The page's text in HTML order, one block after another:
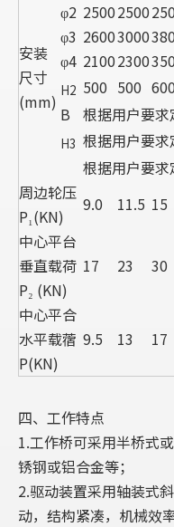
安装
尺寸
(mm)
φ2 25002500
φ3 26003000
φ4 21002300
H2 500 500 600
B
根据用户要求
H3 根据用户要求
根据用户要求
周边轮压
P₁(KN)
9.0 11.5 15
中心平台
垂直载荷
P₂ (KN)
17 23 30
中心平合
水平载蓿
P(KN)
9.5 13 17
四、工作特点
1.工作桥可采用半桥式
锈钢或铝合金等；
2.驱动装置采用轴装式
动，结构紧凑，机械效